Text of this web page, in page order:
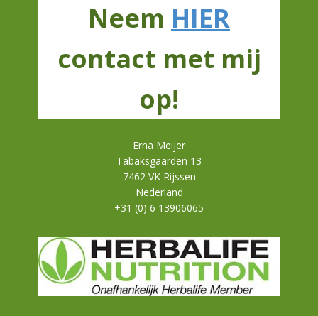
Neem HIER
contact met mij
op!
Erna Meijer
Tabaksgaarden 13
7462 VK Rijssen
Nederland
+31 (0) 6 13906065